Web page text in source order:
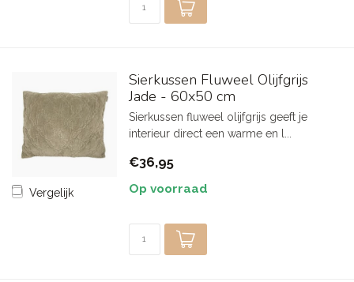
Vergelijk
Sierkussen Fluweel Olijfgrijs
Jade - 60x50 cm
Sierkussen fluweel olijfgrijs geeft je
interieur direct een warme en l...
€36,95
Op voorraad